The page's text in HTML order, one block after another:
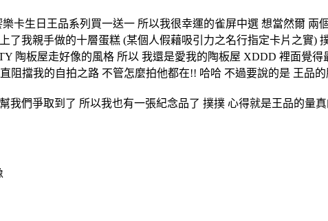
卡生日王品系列買一送一 所以我很幸運的雀屏中選 想當然爾
了我親手做的十層蛋糕 (某個人假藉吸引力之名行指定卡片之實)
陶板屋走好像的風格 所以 我還是愛我的陶板屋 XDDD 裡面覺
阻擋我的自拍之路 不管怎麼拍他都在!! 哈哈 不過要說的是 王品
我們爭取到了 所以我也有一張紀念品了 撲撲 心得就是王品的